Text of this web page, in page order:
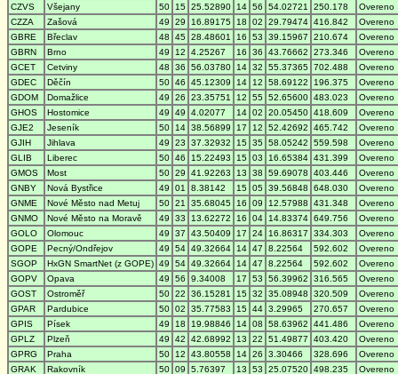
CZVS
Všejany 50 15 25.52890 14 56 54.02721 250.178
Overeno
CZZA
Zašová 49 29 16.89175 18 02 29.79474 416.842
Overeno
GBRE
Břeclav 48 45 28.48601 16 53 39.15967 210.674
Overeno
GBRN
Brno 49 12 4.25267 16 36 43.76662 273.346
Overeno
GCET
Cetviny 48 36 56.03780 14 32 55.37365 702.488
Overeno
GDEC
Děčín 50 46 45.12309 14 12 58.69122 196.375
Overeno
GDOM
Domažlice 49 26 23.35751 12 55 52.65600 483.023
Overeno
GHOS
Hostomice 49 49 4.02077 14 02 20.05450 418.609
Overeno
GJE2
Jeseník 50 14 38.56899 17 12 52.42692 465.742
Overeno
GJIH
Jihlava 49 23 37.32932 15 35 58.05242 559.598
Overeno
GLIB
Liberec 50 46 15.22493 15 03 16.65384 431.399
Overeno
GMOS
Most 50 29 41.92263 13 38 59.69078 403.446
Overeno
GNBY
Nová Bystřice 49 01 8.38142 15 05 39.56848 648.030
Overeno
GNME
Nové Město nad Metuj 50 21 35.68045 16 09 12.57988 431.348
Overeno
GNMO
Nové Město na Moravě 49 33 13.62272 16 04 14.83374 649.756
Overeno
GOLO
Olomouc 49 37 43.50409 17 24 16.86317 334.303
Overeno
GOPE
Pecný/Ondřejov 49 54 49.32664 14 47 8.22564 592.602
Overeno
SGOP
HxGN SmartNet (z GOPE) 49 54 49.32664 14 47 8.22564 592.602
Overeno
GOPV
Opava 49 56 9.34008 17 53 56.39962 316.565
Overeno
GOST
Ostroměř 50 22 36.15281 15 32 35.08948 320.509
Overeno
GPAR
Pardubice 50 02 35.77583 15 44 3.29965 270.657
Overeno
GPIS
Písek 49 18 19.98846 14 08 58.63962 441.486
Overeno
GPLZ
Plzeň 49 42 42.68992 13 22 51.49877 403.420
Overeno
GPRG
Praha 50 12 43.80558 14 26 3.30466 328.696
Overeno
GRAK
Rakovník 50 09 5.76397 13 53 25.07520 498.235
Overeno